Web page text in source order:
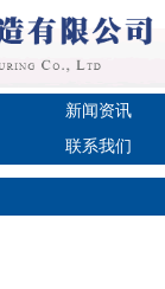
新闻资讯
联系我们